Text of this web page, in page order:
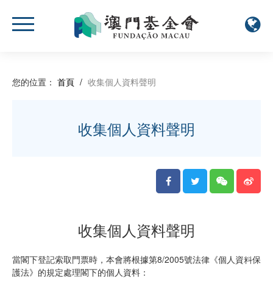
您的位置： 首頁 / 收集個人資料聲明
收集個人資料聲明
收集個人資料聲明
當閣下登記索取門票時，本會將根據第8/2005號法律《個人資料保
護法》的規定處理閣下的個人資料：